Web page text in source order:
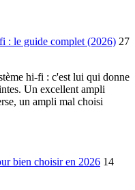
: le guide complet (2026) 27
hi-fi : c'est lui qui donne
Un excellent ampli
un ampli mal choisi
bien choisir en 2026 14